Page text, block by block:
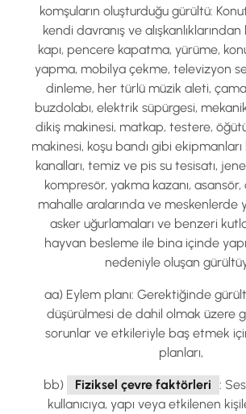
komşuların oluşturduğu gürültü:
kendi davranış ve
kapı, pencere kapatma, yürüme,
yapma, mobilya çekme, televizyon
dinleme, her türlü müzik aleti,
buzdolabı, elektrik süpürgesi,
dikiş makinesi, matkap, testere,
makinesi, koşu bandı gibi
kanalları, temiz ve pis su tesisatı,
kompresör, yakma kazanı, asansör,
mahalle aralarında ve meskenlerde
asker uğurlamaları ve benzeri
hayvan besleme ile bina içinde
nedeniyle oluşan
aa) Eylem planı: Gerektiğinde
düşürülmesi de dahil olmak üzere
sorunlar ve etkileriyle baş etmek
planları,
bb) Fiziksel çevre faktörleri :
kullanıcıya, yapı veya etkilenen